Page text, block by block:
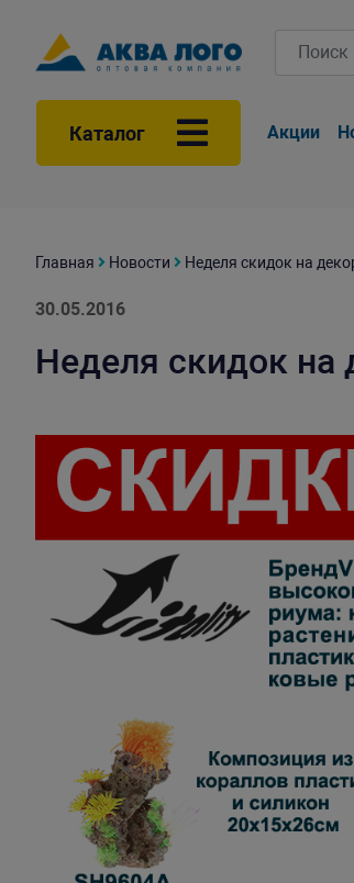
Каталог Акции
Главная Новости Неделя скидок на
30.05.2016
Неделя скидок на